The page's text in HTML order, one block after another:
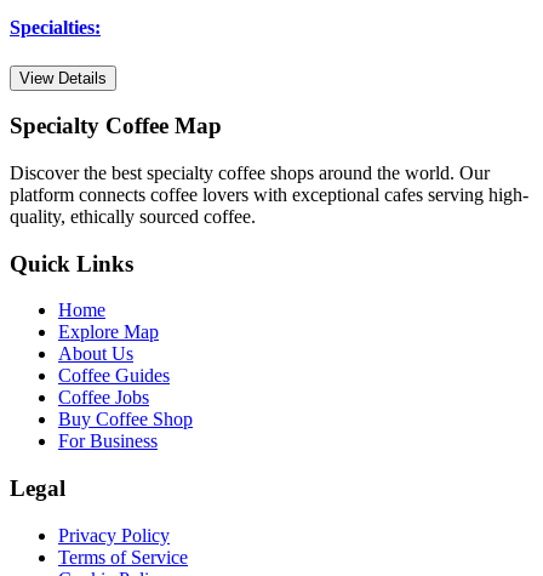
Specialties:
View Details
Specialty Coffee Map
Discover the best specialty coffee shops around the world. Our
platform connects coffee lovers with exceptional cafes serving high-
quality, ethically sourced coffee.
Quick Links
Home
Explore Map
About Us
Coffee Guides
Coffee Jobs
Buy Coffee Shop
For Business
Legal
Privacy Policy
Terms of Service